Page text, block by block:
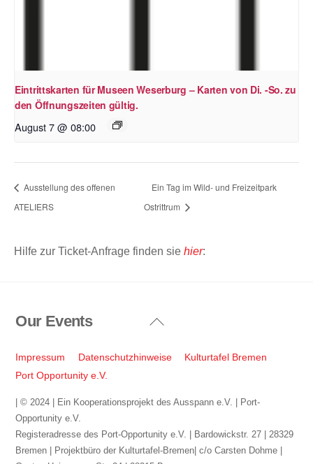
Eintrittskarten für Museen Weserburg – Karten von Di. -So. zu
den Öffnungszeiten gültig.
August 7 @ 08:00
Ausstellung des offenen
ATELIERS
Ein Tag im Wild- und Freizeitpark
Ostrittrum
Hilfe zur Ticket-Anfrage finden sie hier:
Back
Top
Our Events
Impressum Datenschutzhinweise
Kulturtafel Bremen
Port Opportunity e.V.
| © 2024 | Ein Kooperationsprojekt des Ausspann e.V. | Port-
Opportunity e.V.
Registeradresse des Port-Opportunity e.V. | Bardowickstr. 27 | 28329
Bremen | Projektbüro der Kulturtafel-Bremen| c/o Carsten Dohme |